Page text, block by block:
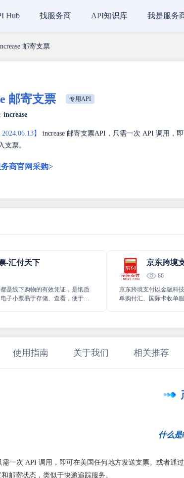
Hub 找服务商 API知识库 我是服务
邮寄支票
邮寄支票 专用API
increase
】
increase 邮寄支票API，只需一次 API 调用，
支票。
商官网采购>
-汇付天下
是线下购物的有效凭证，是纸质
子小票易于存储、查看，便于消
京东跨境
86
京东跨境支付以金融科
单购付汇、国际卡收单
使用指南 关于我们 相关推荐
什么是
需一次 API 调用，即可在美国任何地方发送支票。或者
邮寄状态，类似于快递追踪服务。